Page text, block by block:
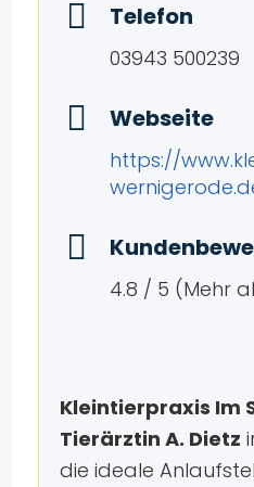
Telefon
03943 500239
Webseite
https://
4.8 / 5 (Mehr
Kleintierpraxis Im
Tierärztin A. Dietz
die ideale